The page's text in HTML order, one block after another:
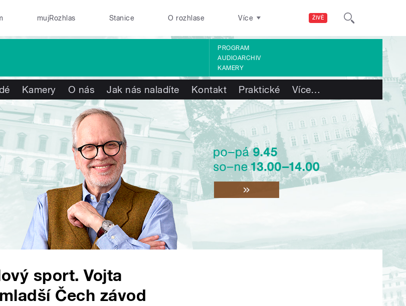
ŽIVĚ
mujRozhlas Stanice O rozhlase Více
PROGRAM
AUDIOARCHIV
KAMERY
Kamery O nás Jak nás naladíte Kontakt Praktické Více…
sport. Vojta
Čech závod